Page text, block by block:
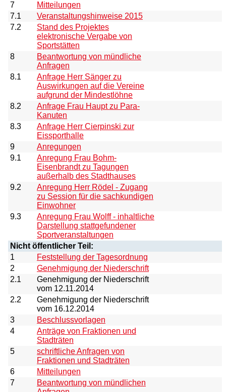
7
Mitteilungen
7.1
Veranstaltungshinweise 2015
7.2
Stand des Projektes
elektronische Vergabe von
Sportstätten
8
Beantwortung von mündliche
Anfragen
8.1
Anfrage Herr Sänger zu
Auswirkungen auf die Vereine
aufgrund der Mindestlöhne
8.2
Anfrage Frau Haupt zu Para-
Kanuten
8.3
Anfrage Herr Cierpinski zur
Eissporthalle
9
Anregungen
9.1
Anregung Frau Bohm-
Eisenbrandt zu Tagungen
außerhalb des Stadthauses
9.2
Anregung Herr Rödel - Zugang
zu Session für die sachkundigen
Einwohner
9.3
Anregung Frau Wolff - inhaltliche
Darstellung stattgefundener
Sportveranstaltungen
Nicht öffentlicher Teil:
1
Feststellung der Tagesordnung
2
Genehmigung der Niederschrift
2.1
Genehmigung der Niederschrift
vom 12.11.2014
2.2
Genehmigung der Niederschrift
vom 16.12.2014
3
Beschlussvorlagen
4
Anträge von Fraktionen und
Stadträten
5
schriftliche Anfragen von
Fraktionen und Stadträten
6
Mitteilungen
7
Beantwortung von mündlichen